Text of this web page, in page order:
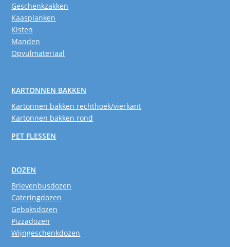
Geschenkzakken
Kaasplanken
Kisten
Manden
Opvulmateriaal
KARTONNEN BAKKEN
Kartonnen bakken rechthoek/vierkant
Kartonnen bakken rond
PET FLESSEN
DOZEN
Brievenbusdozen
Cateringdozen
Gebaksdozen
Pizzadozen
Wijngeschenkdozen